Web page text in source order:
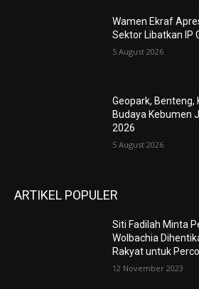
Wamen Ekraf
Sektor Libatkan IP
5 August 2026
Geopark, Benteng,
Budaya Kebumen
2026
5 August 2026
ARTIKEL POPULER
Siti Fadilah Minta
Wolbachia
Rakyat untuk
12 November 2023